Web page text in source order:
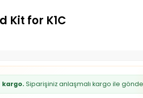
Kit for K1C
kargo. Siparişiniz anlaşmalı kargo ile